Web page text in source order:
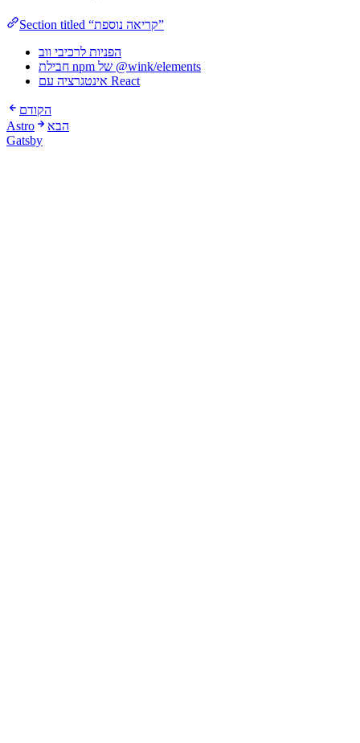
Section titled “קריאה נוספת”
הפניות לרכיבי ווב
חבילת npm של @wink/elements
אינטגרציה עם React
הקודם
Astro
הבא
Gatsby